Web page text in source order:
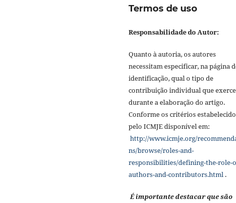
Termos de uso
Responsabilidade do Autor:
Quanto à autoria, os autores
necessitam especificar, na página
identificação, qual o tipo de
contribuição individual que
durante a elaboração do artigo.
Conforme os critérios
pelo ICMJE disponível em:
http://www.icmje.org/
ns/browse/roles-and-
responsibilities/defining-the-role-
authors-and-contributors.html .
É importante destacar que são